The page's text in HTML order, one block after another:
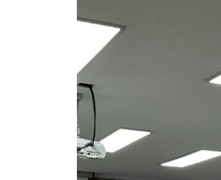
Visiter
EduCarmenThyssen
Activités
Actualités
Boutique
Fondation
Museand